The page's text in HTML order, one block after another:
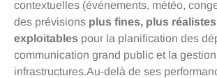
contextuelles (événements, météo,
des prévisions plus fines, plus
exploitables pour la planification des
communication grand public et la
infrastructures.Au-delà de ses